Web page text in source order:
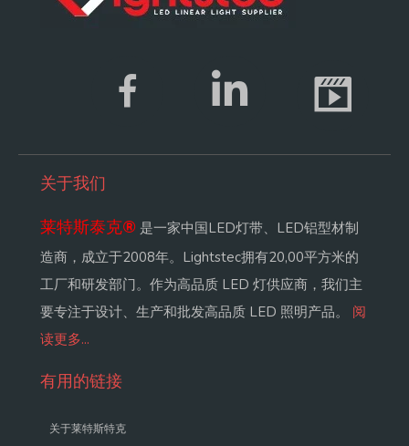
关于我们
莱特斯泰克® 是一家中国LED灯带、LED铝型材制
造商，成立于2008年。Lightstec拥有20,00平方米的
工厂和研发部门。作为高品质 LED 灯供应商，我们主
要专注于设计、生产和批发高品质 LED 照明产品。 阅
读更多...
有用的链接
关于莱特斯特克